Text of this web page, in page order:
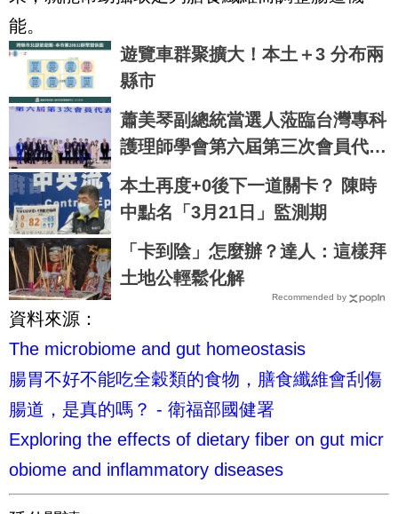
能。
遊覽車群聚擴大！本土＋3 分布兩
縣市
蕭美琴副總統當選人蒞臨台灣專科
護理師學會第六屆第三次會員代表
大會 盛況非凡 展望未來
本土再度+0後下一道關卡？ 陳時
中點名「3月21日」監測期
「卡到陰」怎麼辦？達人：這樣拜
土地公輕鬆化解
Recommended by
資料來源：
The microbiome and gut homeostasis
腸胃不好不能吃全穀類的食物，膳食纖維會刮傷
腸道，是真的嗎？ - 衛福部國健署
Exploring the effects of dietary fiber on gut micr
obiome and inflammatory diseases